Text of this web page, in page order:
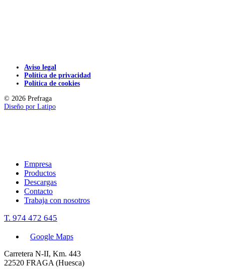
Aviso legal
Política de privacidad
Política de cookies
© 2026 Prefraga
Diseño por Latipo
Empresa
Productos
Descargas
Contacto
Trabaja con nosotros
T. 974 472 645
Google Maps
Carretera N-II, Km. 443
22520 FRAGA (Huesca)